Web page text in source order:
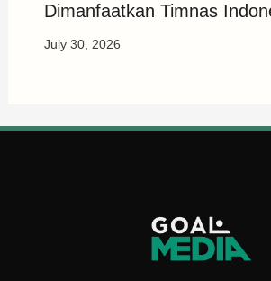
Dimanfaatkan Timnas
July 30, 2026